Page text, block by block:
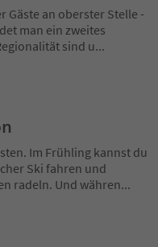
Gäste an oberster Stelle -
man ein zweites
sind u...
Im Frühling kannst du
Ski fahren und
radeln. Und währen...